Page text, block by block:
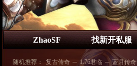
ZhaoSF 找新开私服
随机推荐： 复古传奇 ─ 1.76君临 ─ 蓝月传奇